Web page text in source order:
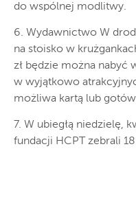
do wspólnej modlitwy.
6. Wydawnictwo W
na stoisko w
zł będzie można nabyć
w wyjątkowo
możliwa kartą lub
7. W ubiegłą niedzielę,
fundacji HCPT zebrali